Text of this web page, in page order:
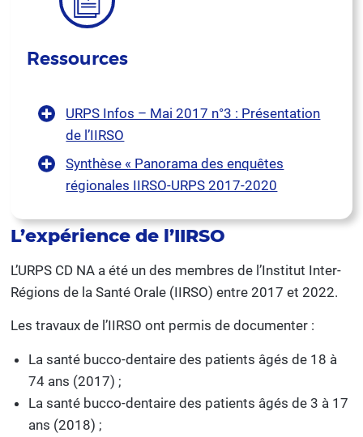
Ressources
URPS Infos – Mai 2017 n°3 : Présentation
de l’IIRSO
Synthèse « Panorama des enquêtes
régionales IIRSO-URPS 2017-2020
L’expérience de l’IIRSO
L’URPS CD NA a été un des membres de l’Institut Inter-
Régions de la Santé Orale (IIRSO) entre 2017 et 2022.
Les travaux de l’IIRSO ont permis de documenter :
La santé bucco-dentaire des patients âgés de 18 à
74 ans (2017) ;
La santé bucco-dentaire des patients âgés de 3 à 17
ans (2018) ;